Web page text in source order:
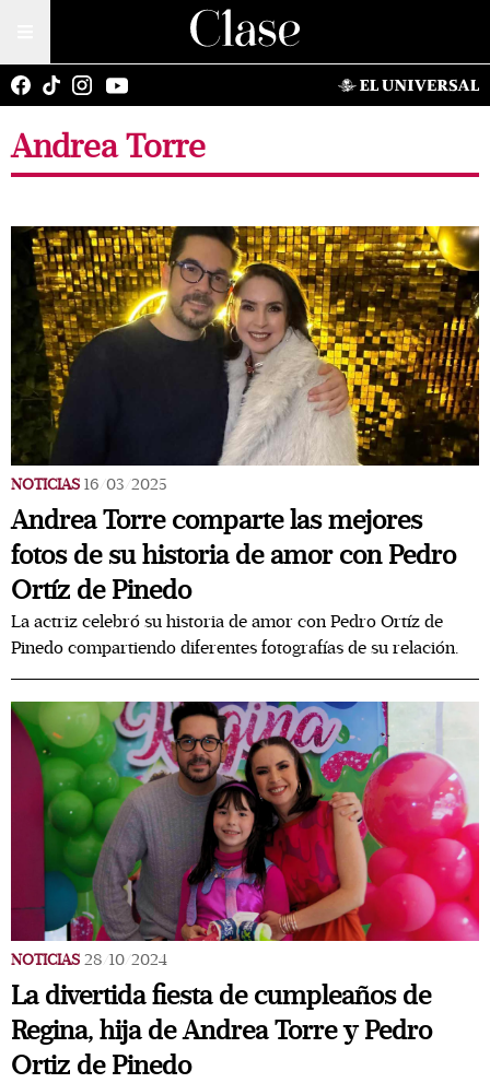
Andrea Torre
NOTICIAS 16/03/2025
Andrea Torre comparte las mejores
fotos de su historia de amor con Pedro
Ortíz de Pinedo
La actriz celebró su historia de amor con Pedro Ortíz de
Pinedo compartiendo diferentes fotografías de su relación.
NOTICIAS 28/10/2024
La divertida fiesta de cumpleaños de
Regina, hija de Andrea Torre y Pedro
Ortiz de Pinedo